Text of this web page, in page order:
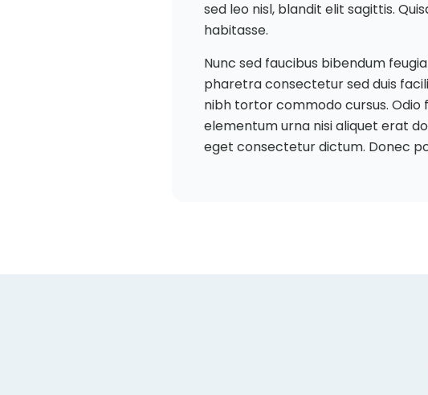
sed leo nisl, blandit elit sagittis.
habitasse.
Nunc sed faucibus bibendum
pharetra consectetur sed duis
nibh tortor commodo cursus.
elementum urna nisi aliquet erat
eget consectetur dictum. Donec